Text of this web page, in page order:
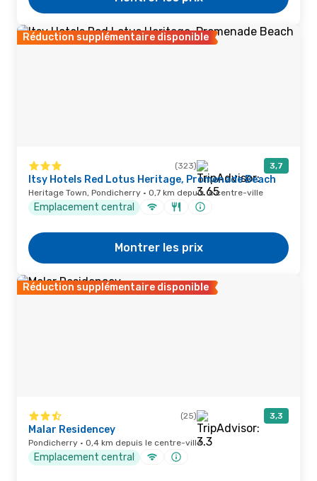
Réduction supplémentaire disponible
(323) 3,7
Itsy Hotels Red Lotus Heritage, Promenade Beach
Heritage Town, Pondicherry · 0,7 km depuis le centre-ville
Emplacement central
Montrer les prix
Réduction supplémentaire disponible
(25) 3,3
Malar Residencey
Pondicherry · 0,4 km depuis le centre-ville
Emplacement central